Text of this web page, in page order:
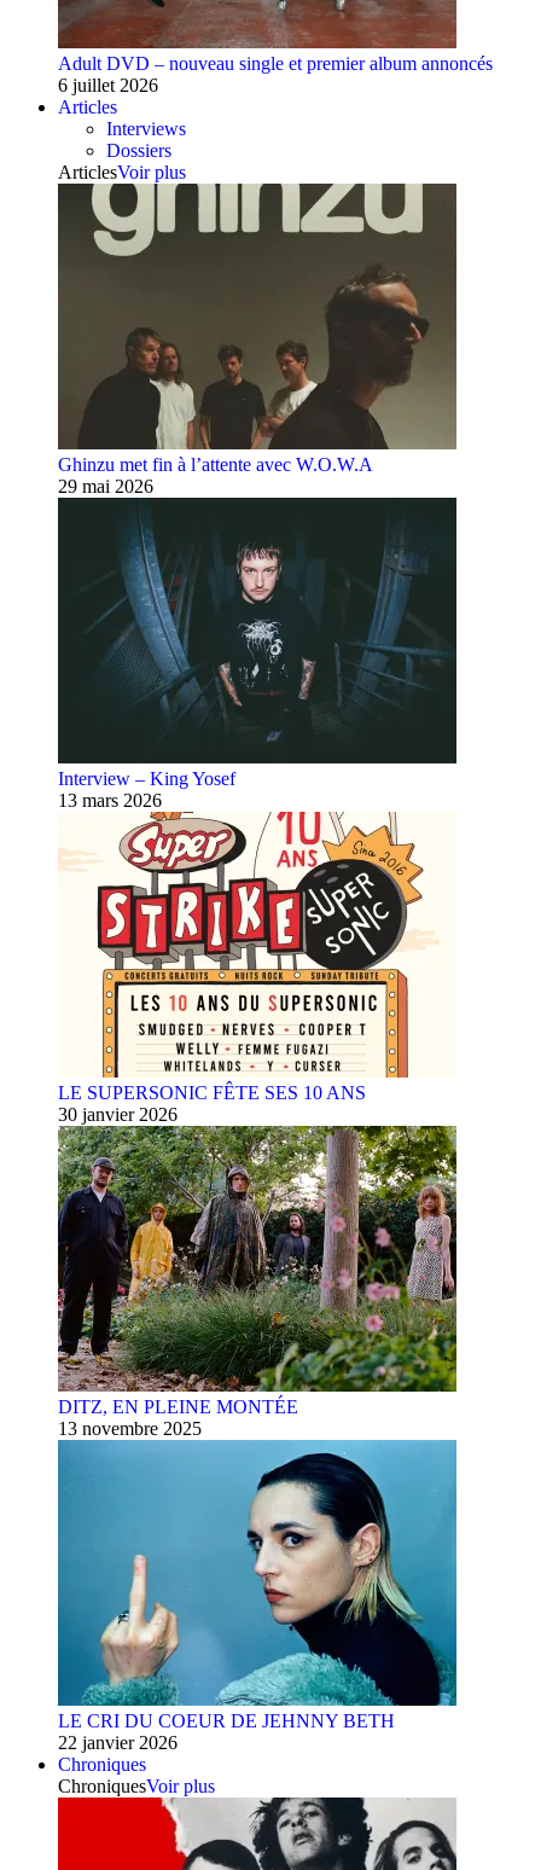
Adult DVD – nouveau single et premier album annoncés
6 juillet 2026
Articles
Interviews
Dossiers
ArticlesVoir plus
Ghinzu met fin à l’attente avec W.O.W.A
29 mai 2026
Interview – King Yosef
13 mars 2026
LE SUPERSONIC FÊTE SES 10 ANS
30 janvier 2026
DITZ, EN PLEINE MONTÉE
13 novembre 2025
LE CRI DU COEUR DE JEHNNY BETH
22 janvier 2026
Chroniques
ChroniquesVoir plus